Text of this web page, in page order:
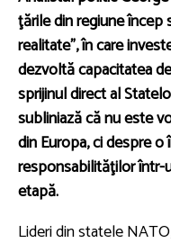
ţările din regiune încep
realitate”, în care
dezvoltă capacitatea
sprijinul direct al
subliniază că nu este
din Europa, ci despre
responsabilităţilor
etapă.
Lideri din statele